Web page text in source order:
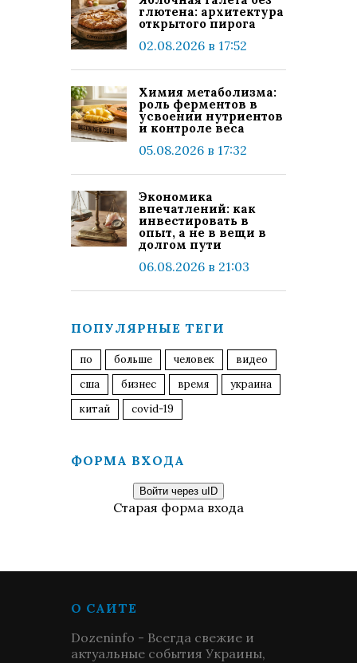
глютена: архитектура
открытого пирога
02.08.2026 в 17:52
Химия метаболизма:
роль ферментов в
усвоении нутриентов
и контроле веса
05.08.2026 в 17:32
Экономика
впечатлений: как
инвестировать в
опыт, а не в вещи в
долгом пути
06.08.2026 в 21:03
ПОПУЛЯРНЫЕ ТЕГИ
по больше человек
видео
сша
бизнес время
украина
китай
covid-19
ФОРМА ВХОДА
Войти через uID
Старая форма входа
О САЙТЕ
Dozeninfo - Всегда свежие и
актуальные события Украины,